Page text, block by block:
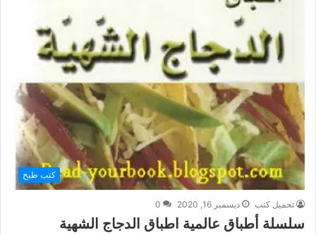
كتب طبخ
تحميل كتب ديسمبر 16, 2020 0
سلسلة أطباق عالمية اطباق الدجاج الشهية